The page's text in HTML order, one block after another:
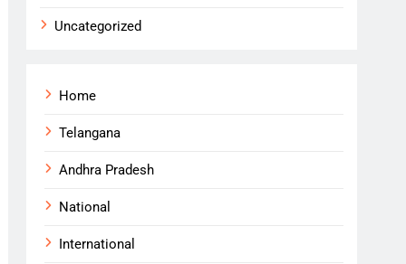
Uncategorized
Home
Telangana
Andhra Pradesh
National
International